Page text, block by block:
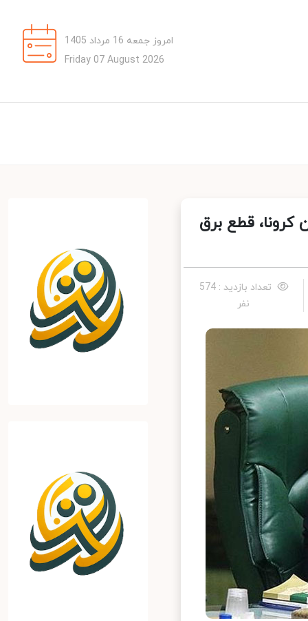
امروز جمعه 16 مرداد 1405
Friday 07 August 2026
قطع برق
تعداد بازدید : 574
نفر